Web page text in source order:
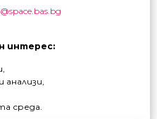
интерес:
среда.